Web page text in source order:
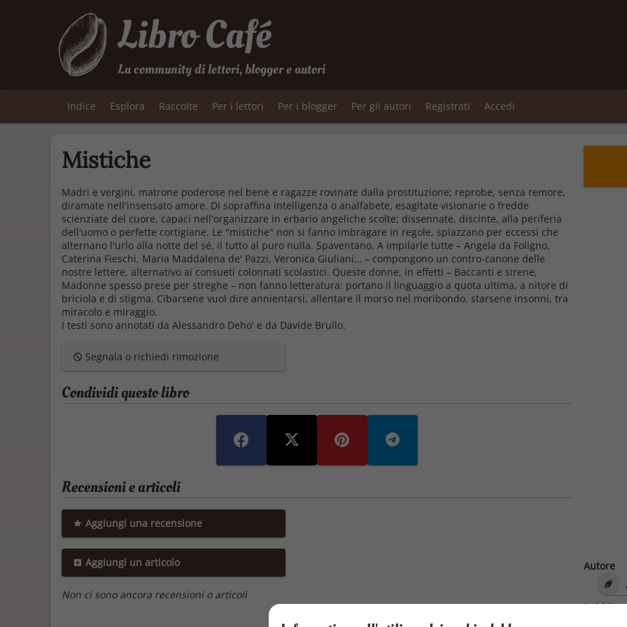
Libro Café
La community di lettori, blogger e autori
Indice Esplora Raccolte Per i lettori Per i blogger Per gli autori Registrati Accedi
Mistiche
Autore
Madri e vergini, matrone poderose nel bene e ragazze rovinate dalla prostituzione; reprobe, senza remore,
diramate nell'insensato amore. Di sopraffina intelligenza o analfabete, esagitate visionarie o fredde
scienziate del cuore, capaci nell'organizzare in erbario angeliche scolte; dissennate, discinte, alla periferia
dell'uomo o perfette cortigiane. Le "mistiche" non si fanno imbragare in regole, spiazzano per eccessi che
alternano l'urlo alla notte del sé, il tutto al puro nulla. Spaventano. A impilarle tutte – Angela da Foligno,
Caterina Fieschi, Maria Maddalena de' Pazzi, Veronica Giuliani… – compongono un contro-canone delle
nostre lettere, alternativo ai consueti colonnati scolastici. Queste donne, in effetti – Baccanti e sirene,
Madonne spesso prese per streghe – non fanno letteratura: portano il linguaggio a quota ultima, a nitore di
briciola e di stigma. Cibarsene vuol dire annientarsi, allentare il morso nel moribondo, starsene insonni, tra
miracolo e miraggio.
I testi sono annotati da Alessandro Deho' e da Davide Brullo.
Segnala o richiedi rimozione
Condividi questo libro
Recensioni e articoli
Aggiungi una recensione
Aggiungi un articolo
Non ci sono ancora recensioni o articoli